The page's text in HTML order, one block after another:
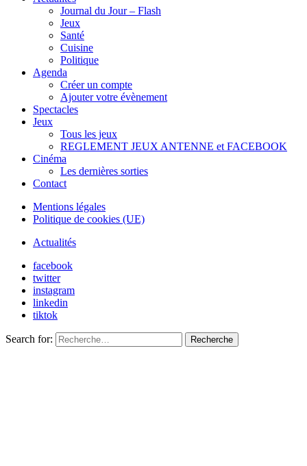
Journal du Jour – Flash
Jeux
Santé
Cuisine
Politique
Agenda
Créer un compte
Ajouter votre évènement
Spectacles
Jeux
Tous les jeux
REGLEMENT JEUX ANTENNE et FACEBOOK
Cinéma
Les dernières sorties
Contact
Mentions légales
Politique de cookies (UE)
Actualités
facebook
twitter
instagram
linkedin
tiktok
Search for: Recherche